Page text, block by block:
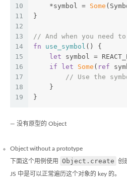
10
11
12
13
14
15
16
17
18
19
    *symbol =
Some
}
// And when you need
fn
use_symbol () {
let symbol =
if
let Some ( ref
// Use the
    }
}
— 没有原型的 Object
Object without a prototype
下面这个用例使用 Object.create 创
JS 中是可以正常遍历这个对象的 key 的。